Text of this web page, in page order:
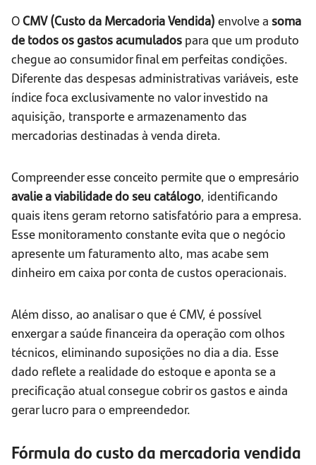
OCMV (Custo da Mercadoria Vendida) envolve a soma
de todos os gastos acumulados para que um produto
chegue ao consumidor final em perfeitas condições.
Diferente das despesas administrativas variáveis, este
índice foca exclusivamente no valor investido na
aquisição, transporte e armazenamento das
mercadorias destinadas à venda direta.
Compreender esse conceito permite que o empresário
avalie a viabilidade do seu catálogo, identificando
quais itens geram retorno satisfatório para a empresa.
Esse monitoramento constante evita que o negócio
apresente um faturamento alto, mas acabe sem
dinheiro em caixa por conta de custos operacionais.
Além disso, ao analisar o que é CMV, é possível
enxergar a saúde financeira da operação com olhos
técnicos, eliminando suposições no dia a dia. Esse
dado reflete a realidade do estoque e aponta se a
precificação atual consegue cobrir os gastos e ainda
gerar lucro para o empreendedor.
Fórmula do custo da mercadoria vendida